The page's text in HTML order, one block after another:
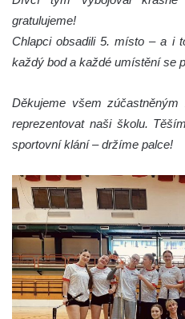
gratulujeme!
Chlapci obsadili 5. místo – a i
každý bod a každé umístění se
Děkujeme všem
reprezentovat naši školu.
sportovní klání – držíme palce!